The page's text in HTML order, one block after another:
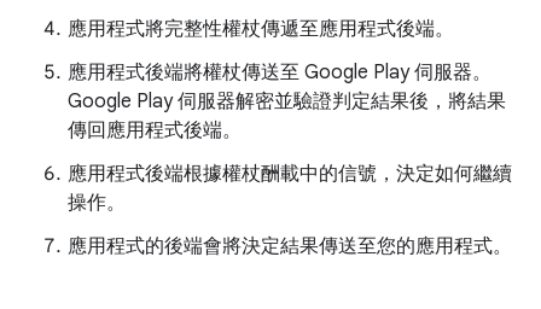
應用程式將完整性權杖傳遞至應用程式後端。
應用程式後端將權杖傳送至 Google Play 伺服器。
Google Play 伺服器解密並驗證判定結果後，將結果
傳回應用程式後端。
應用程式後端根據權杖酬載中的信號，決定如何繼續
操作。
應用程式的後端會將決定結果傳送至您的應用程式。